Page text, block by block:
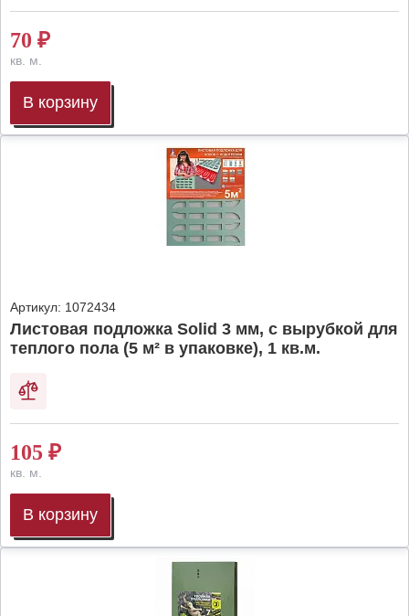
70 ₽
кв. м.
В корзину
Артикул: 1072434
Листовая подложка Solid 3 мм, с вырубкой для
теплого пола (5 м² в упаковке), 1 кв.м.
105 ₽
кв. м.
В корзину